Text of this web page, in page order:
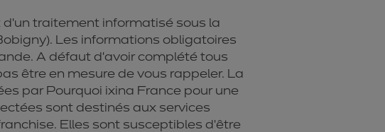
traitement informatisé sous la
Les informations obligatoires
A défaut d’avoir complété tous
être en mesure de vous rappeler. La
par Pourquoi ixina France pour une
sont destinés aux services
Elles sont susceptibles d’être